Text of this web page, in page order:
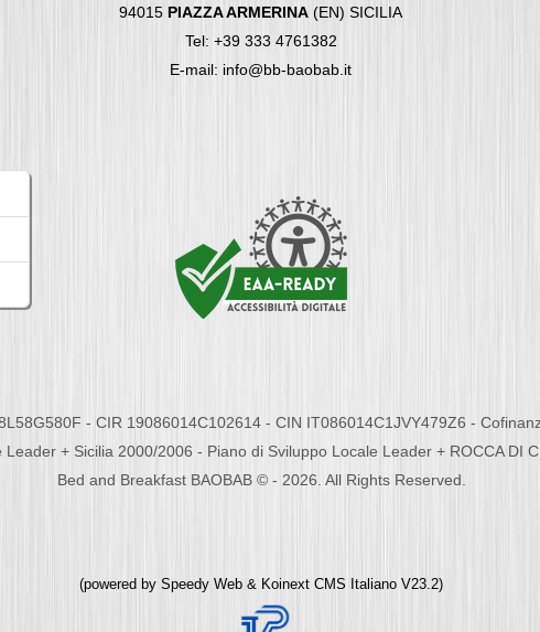
94015 PIAZZA ARMERINA (EN) SICILIA
Tel: +39 333 4761382
E-mail: info@bb-baobab.it
- CIR 19086014C102614 - CIN IT086014C1JVY479Z6 -
Leader + Sicilia 2000/2006 - Piano di Sviluppo Locale Leader + ROCCA DI
Bed and Breakfast BAOBAB © - 2026. All Rights Reserved.
(powered by Speedy Web & Koinext CMS Italiano V23.2)